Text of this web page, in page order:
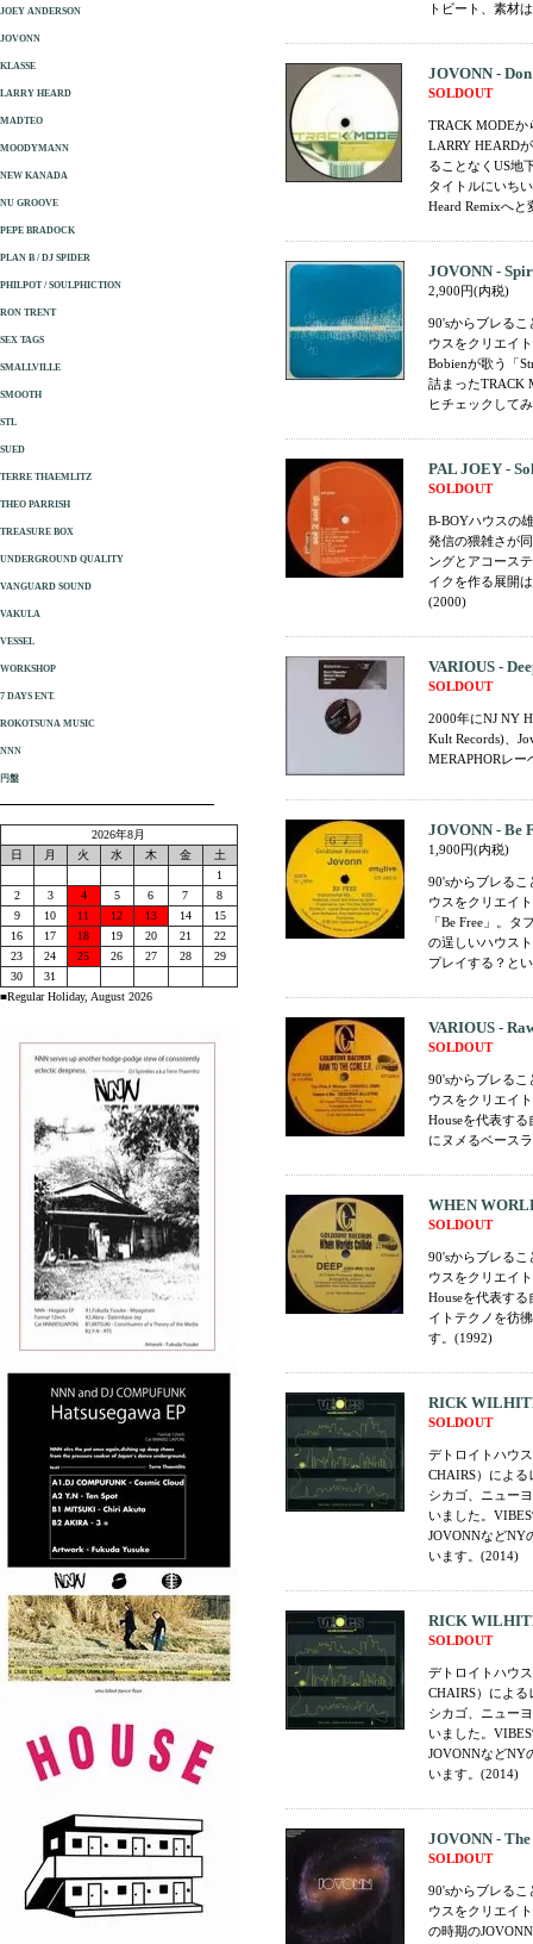
トビート、素材
JOVONN -
SOLDOUT
TRACK MODEか
LARRY HEARD
ることなくUS地
タイトルにいち
Heard Remixへと
JOVONN -
2,900円(内税)
90'sからブレる
ウスをクリエイ
Bobienが歌う「
詰まったTRACK
ヒチェックして
PAL JOEY -
SOLDOUT
B-BOYハウスの
発信の猥雑さが
ングとアコース
イクを作る展開
(2000)
VARIOUS -
SOLDOUT
2000年にNJ NY
Kult Records)、
MERAPHORレ
JOVONN - Be
1,900円(内税)
90'sからブレる
ウスをクリエイ
「Be Free」。
の逞しいハウス
プレイする？と
VARIOUS -
SOLDOUT
90'sからブレる
ウスをクリエイ
Houseを代表す
にヌメるベース
WHEN
SOLDOUT
90'sからブレる
ウスをクリエイ
Houseを代表す
イトテクノを彷
す。(1992)
RICK
SOLDOUT
デトロイトハウ
CHAIRS）によ
シカゴ、ニュー
いました。
JOVONNなどNY
います。(2014)
RICK
SOLDOUT
デトロイトハウ
CHAIRS）によ
シカゴ、ニュー
いました。
JOVONNなどNY
います。(2014)
JOVONN -
SOLDOUT
90'sからブレる
ウスをクリエイ
の時期の
JOEY ANDERSON
JOVONN
KLASSE
LARRY HEARD
MADTEO
MOODYMANN
NEW KANADA
NU GROOVE
PEPE BRADOCK
PLAN B / DJ SPIDER
PHILPOT / SOULPHICTION
RON TRENT
SEX TAGS
SMALLVILLE
SMOOTH
STL
SUED
TERRE THAEMLITZ
THEO PARRISH
TREASURE BOX
UNDERGROUND QUALITY
VANGUARD SOUND
VAKULA
VESSEL
WORKSHOP
7 DAYS ENT.
ROKOTSUNA MUSIC
NNN
円盤
2026年8月
日
月 火 水 木 金
土
1
2
3 4 5 6 7
8
9
10 11 12 13 14
15
16
17 18 19 20 21
22
23
24 25 26 27 28
29
30
31
■Regular Holiday, August 2026